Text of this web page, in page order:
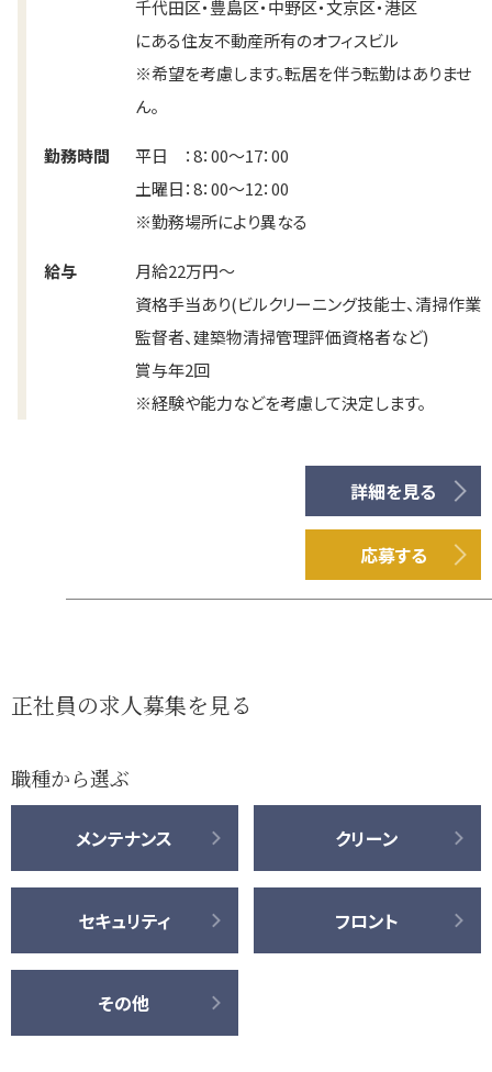
千代田区・豊島区・中野区・文京区・港区
にある住友不動産所有のオフィスビル
※希望を考慮します。転居を伴う転勤はありませ
ん。
勤務時間
平日 ：8：00～17：00
土曜日：8：00～12：00
※勤務場所により異なる
給与
月給22万円～
資格手当あり(ビルクリーニング技能士、清掃作業
監督者、建築物清掃管理評価資格者など)
賞与年2回
※経験や能力などを考慮して決定します。
詳細を見る
応募する
正社員の求人募集を見る
職種から選ぶ
メンテナンス クリーン
セキュリティ フロント
その他